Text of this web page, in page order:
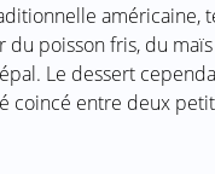
américaine,
du poisson fris, du
Le dessert
coincé entre deux